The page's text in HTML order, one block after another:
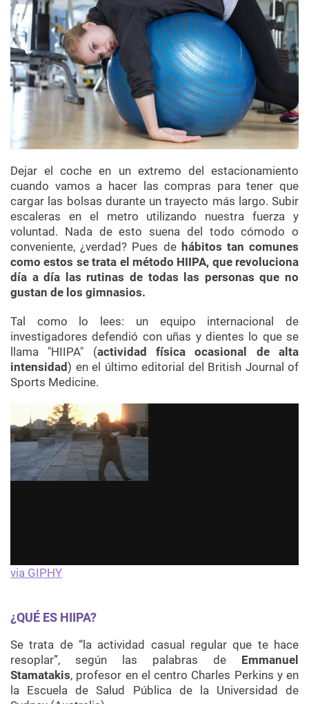
Dejar el coche en un extremo del estacionamiento
cuando vamos a hacer las compras para tener que
cargar las bolsas durante un trayecto más largo. Subir
escaleras en el metro utilizando nuestra fuerza y
voluntad. Nada de esto suena del todo cómodo o
conveniente, ¿verdad? Pues dehábitos tan comunes
como estos se trata el método HIIPA, que revoluciona
día a día las rutinas de todas las personas que no
gustan de los gimnasios.
Tal como lo lees: un equipo internacional de
investigadores defendió con uñas y dientes lo que se
llama "HIIPA" (actividad física ocasional de alta
intensidad) en el último editorial del British Journal of
Sports Medicine.
via GIPHY
¿QUÉ ES HIIPA?
Se trata de “la actividad casual regular que te hace
resoplar”, según las palabras de Emmanuel
Stamatakis, profesor en el centro Charles Perkins y en
la Escuela de Salud Pública de la Universidad de